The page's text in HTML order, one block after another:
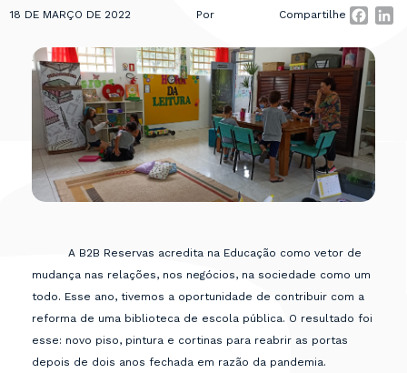
18 DE MARÇO DE 2022 Por Compartilhe
A B2B Reservas acredita na Educação como vetor de
mudança nas relações, nos negócios, na sociedade como um
todo. Esse ano, tivemos a oportunidade de contribuir com a
reforma de uma biblioteca de escola pública. O resultado foi
esse: novo piso, pintura e cortinas para reabrir as portas
depois de dois anos fechada em razão da pandemia.